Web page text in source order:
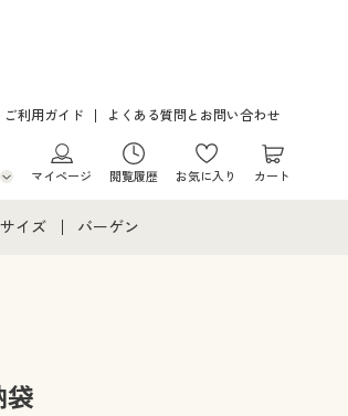
ご利用ガイド よくある質問とお問い合わせ
ご注文
マイページ 閲覧履歴 お気に入り カート
イズ
イズ レディース下着
バーゲン